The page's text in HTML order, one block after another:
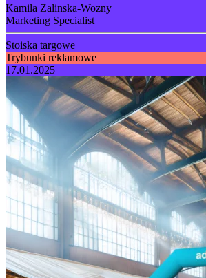
Kamila Zalinska-Wozny
Marketing Specialist
Stoiska targowe
Trybunki reklamowe
17.01.2025